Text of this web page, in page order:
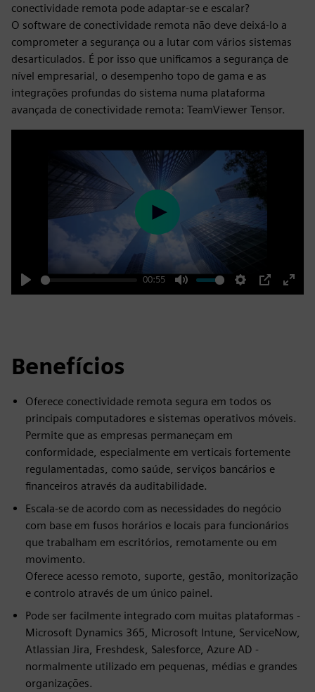
conectividade remota pode adaptar-se e escalar?
O software de conectividade remota não deve deixá-lo a
comprometer a segurança ou a lutar com vários sistemas
desarticulados. É por isso que unificamos a segurança de
nível empresarial, o desempenho topo de gama e as
integrações profundas do sistema numa plataforma
avançada de conectividade remota: TeamViewer Tensor.
Play
00:55
Mute Settings
PIP
Enter
Play
Benefícios
Oferece conectividade remota segura em todos os
principais computadores e sistemas operativos móveis.
Permite que as empresas permaneçam em
conformidade, especialmente em verticais fortemente
regulamentadas, como saúde, serviços bancários e
financeiros através da auditabilidade.
Escala-se de acordo com as necessidades do negócio
com base em fusos horários e locais para funcionários
que trabalham em escritórios, remotamente ou em
movimento.
Oferece acesso remoto, suporte, gestão, monitorização
e controlo através de um único painel.
Pode ser facilmente integrado com muitas plataformas -
Microsoft Dynamics 365, Microsoft Intune, ServiceNow,
Atlassian Jira, Freshdesk, Salesforce, Azure AD -
normalmente utilizado em pequenas, médias e grandes
organizações.